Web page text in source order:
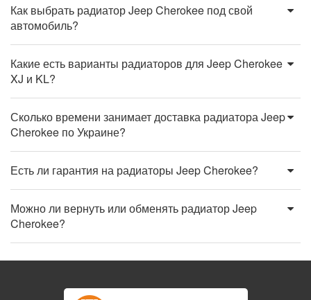
Как выбрать радиатор Jeep Cherokee под свой
автомобиль?
Какие есть варианты радиаторов для Jeep Cherokee
XJ и KL?
Сколько времени занимает доставка радиатора Jeep
Cherokee по Украине?
Есть ли гарантия на радиаторы Jeep Cherokee?
Можно ли вернуть или обменять радиатор Jeep
Cherokee?